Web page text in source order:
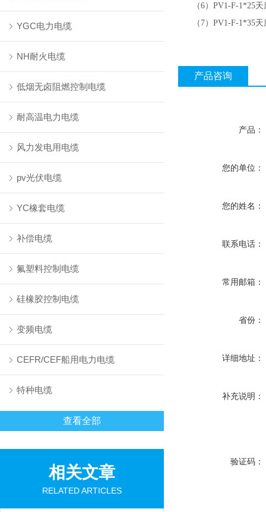
YGC电力电缆
NH耐火电缆
低烟无卤阻燃控制电缆
耐高温电力电缆
风力发电用电缆
pv光伏电缆
YC橡套电缆
补偿电缆
氟塑料控制电缆
硅橡胶控制电缆
变频电缆
CEFR/CEF船用电力电缆
特种电缆
查看全部
相关文章
RELATED ARTICLES
（6） PV1-F-1*25天
（ 7） PV1-F-1*35天
产品咨询
产品：
您的单位：
您的姓名：
联系电话：
常用邮箱：
省份：
详细地址：
补充说明：
验证码：